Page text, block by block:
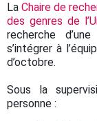
LaChaire de
des genres de
recherche
s’intégrer à
d’octobre.
Sous la
personne :